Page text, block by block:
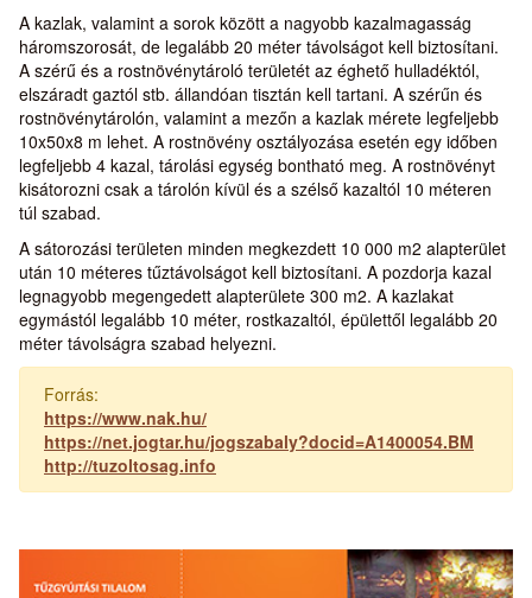
A kazlak, valamint a sorok között a nagyobb kazalmagasság
háromszorosát, de legalább 20 méter távolságot kell biztosítani.
A szérű és a rostnövénytároló területét az éghető hulladéktól,
elszáradt gaztól stb. állandóan tisztán kell tartani. A szérűn és
rostnövénytárolón, valamint a mezőn a kazlak mérete legfeljebb
10x50x8 m lehet. A rostnövény osztályozása esetén egy időben
legfeljebb 4 kazal, tárolási egység bontható meg. A rostnövényt
kisátorozni csak a tárolón kívül és a szélső kazaltól 10 méteren
túl szabad.
A sátorozási területen minden megkezdett 10 000 m2 alapterület
után 10 méteres tűztávolságot kell biztosítani. A pozdorja kazal
legnagyobb megengedett alapterülete 300 m2. A kazlakat
egymástól legalább 10 méter, rostkazaltól, épülettől legalább 20
méter távolságra szabad helyezni.
Forrás:
https://www.nak.hu/
https://net.jogtar.hu/jogszabaly?docid=A1400054.BM
http://tuzoltosag.info